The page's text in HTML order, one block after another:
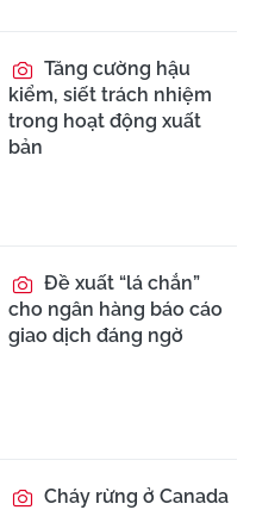
Tăng cường hậu
kiểm, siết trách nhiệm
trong hoạt động xuất
bản
Đề xuất “lá chắn”
cho ngân hàng báo cáo
giao dịch đáng ngờ
Cháy rừng ở Canada